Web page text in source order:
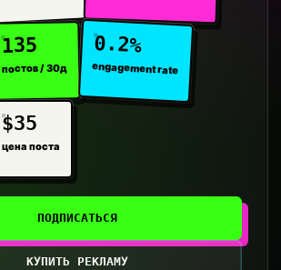
135
постов / 30д
0.2%
engagement rate
$35
цена поста
ПОДПИСАТЬСЯ
КУПИТЬ РЕКЛАМУ